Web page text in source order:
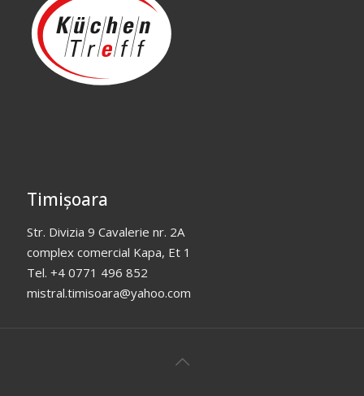
Timișoara
Str. Divizia 9 Cavalerie nr. 2A
complex comercial Kapa, Et 1
Tel. +4 0771 496 852
mistral.timisoara@yahoo.com